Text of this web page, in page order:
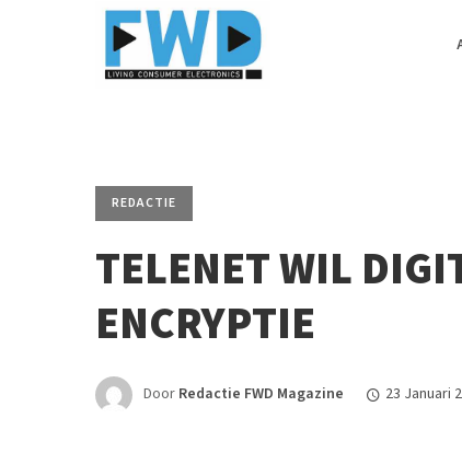
REDACTIE
TELENET WIL
ENCRYPTIE
Door Redactie FWD Magazine 23 Januari